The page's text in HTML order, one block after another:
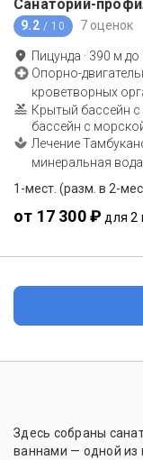
Санаторий-
9.2 / 10 7 оценок
Пицунда · 390 м до
Опорно-
кроветворных
Крытый бассейн
бассейн с
Лечение
минеральная вода
1-мест. (разм. в 2-
от 17 300 ₽ для 2
Здесь собраны
ваннами — одной из